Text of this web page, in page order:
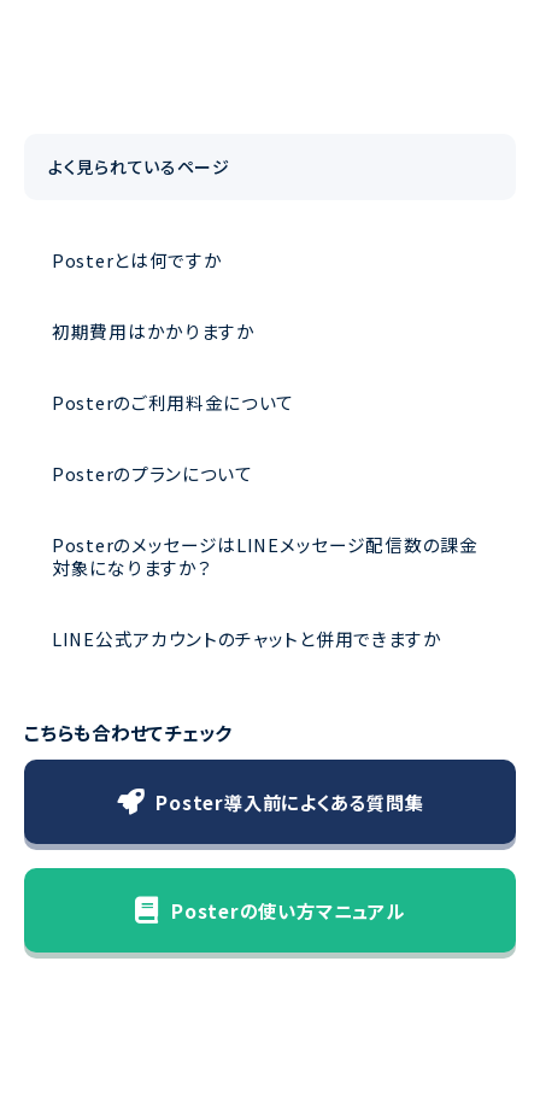
よく見られているページ
Posterとは何ですか
初期費用はかかりますか
Posterのご利用料金について
Posterのプランについて
PosterのメッセージはLINEメッセージ配信数の課金
対象になりますか？
LINE公式アカウントのチャットと併用できますか
こちらも合わせてチェック
Poster導入前によくある質問集
Posterの使い方マニュアル